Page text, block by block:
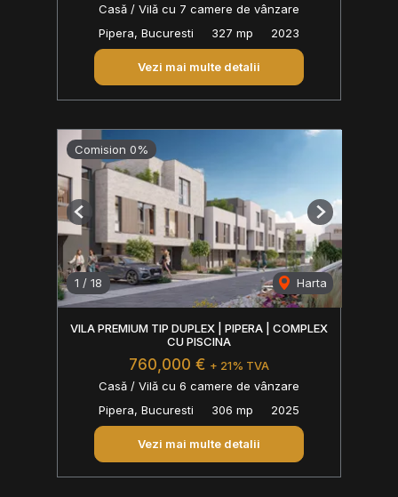
Casă / Vilă cu 7 camere de vânzare
Pipera, Bucuresti
327 mp 2023
Vezi mai multe detalii
Comision 0%
1 / 18 Harta
Previous Next
VILA PREMIUM TIP DUPLEX | PIPERA | COMPLEX
CU PISCINA
760,000 € + 21% TVA
Casă / Vilă cu 6 camere de vânzare
Pipera, Bucuresti
306 mp 2025
Vezi mai multe detalii